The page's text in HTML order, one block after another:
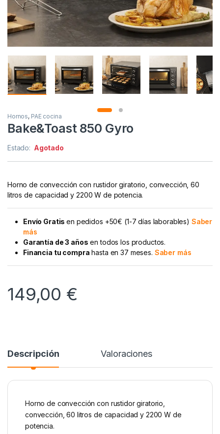
Hornos, PAE cocina
Bake&Toast 850 Gyro
Estado: Agotado
Horno de convección con rustidor giratorio, convección, 60
litros de capacidad y 2200 W de potencia.
Envío Gratisen pedidos +50€ (1-7 días laborables) Saber
más
Garantía de 3 años en todos los productos.
Financia tu compra hasta en 37 meses. Saber más
149,00 €
Descripción Valoraciones
Horno de convección con rustidor giratorio,
convección, 60 litros de capacidad y 2200 W de
potencia.